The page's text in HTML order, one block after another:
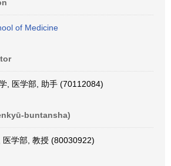
of Medicine
, 医学部, 助手 (70112084)
buntansha)
医学部, 教授 (80030922)